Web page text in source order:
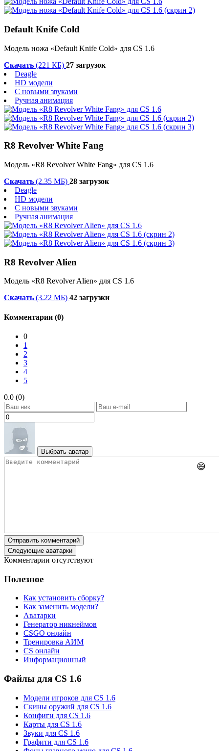
Default Knife Cold
Модель ножа «Default Knife Cold» для CS 1.6
Скачать (221 КБ) 27 загрузок
Deagle
HD модели
С новыми звуками
Ручная анимация
R8 Revolver White Fang
Модель «R8 Revolver White Fang» для CS 1.6
Скачать (2.35 МБ) 28 загрузок
Deagle
HD модели
С новыми звуками
Ручная анимация
R8 Revolver Alien
Модель «R8 Revolver Alien» для CS 1.6
Скачать (3.22 МБ) 42 загрузки
Комментарии (0)
0
1
2
3
4
5
0.0 (0)
Выбрать аватар
😄
Отправить комментарий
Следующие аватарки
Комментарии отсутствуют
Полезное
Как установить сборку?
Как заменить модели?
Аватарки
Генератор никнеймов
CSGO онлайн
Тренировка АИМ
CS онлайн
Информационный
Файлы для CS 1.6
Модели игроков для CS 1.6
Скины оружий для CS 1.6
Конфиги для CS 1.6
Карты для CS 1.6
Звуки для CS 1.6
Графити для CS 1.6